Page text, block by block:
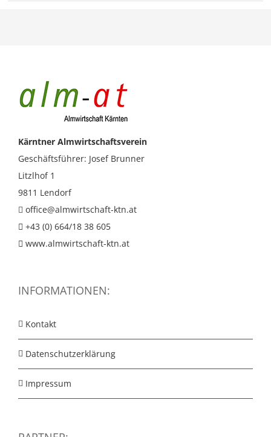
Kärntner Almwirtschaftsverein
Geschäftsführer: Josef Brunner
Litzlhof 1
9811 Lendorf
office@almwirtschaft-ktn.at
+43 (0) 664/18 38 605
www.almwirtschaft-ktn.at
INFORMATIONEN:
Kontakt
Datenschutzerklärung
Impressum